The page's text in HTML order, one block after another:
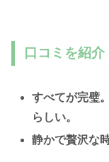
口コミを紹介
すべてが完璧
らしい。
静かで贅沢な